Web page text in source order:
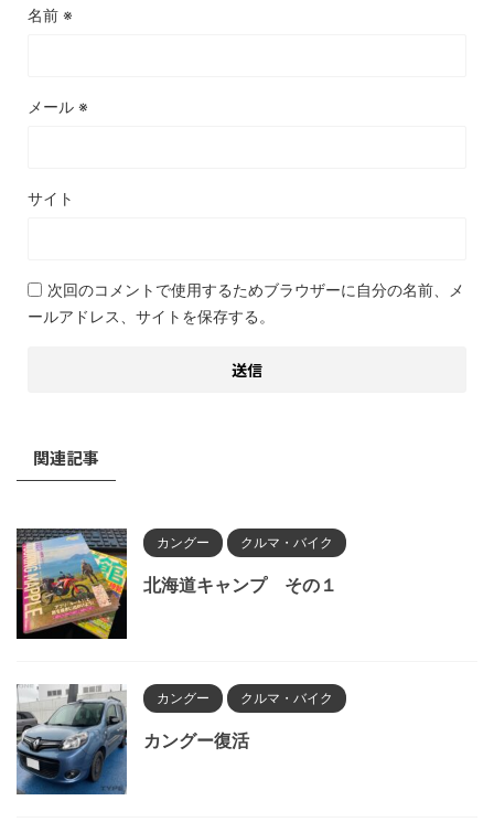
名前 ※
メール ※
サイト
次回のコメントで使用するためブラウザーに自分の名前、メ
ールアドレス、サイトを保存する。
関連記事
カングー クルマ・バイク
北海道キャンプ その１
カングー クルマ・バイク
カングー復活